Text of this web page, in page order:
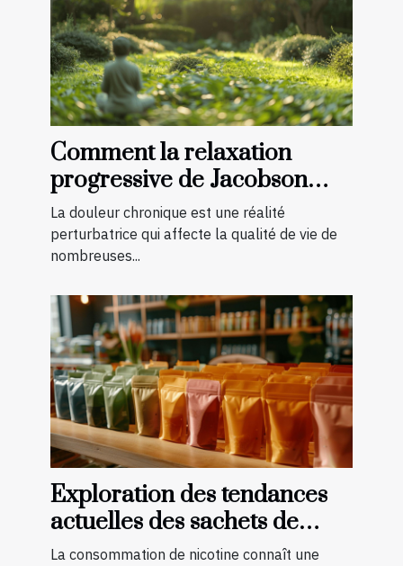
Comment la relaxation
progressive de Jacobson
peut aider à gérer la douleur
chronique
La douleur chronique est une réalité
perturbatrice qui affecte la qualité de vie de
nombreuses...
Exploration des tendances
actuelles des sachets de
nicotine en Europe
La consommation de nicotine connaît une